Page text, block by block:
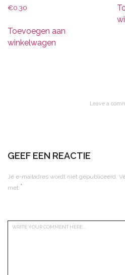
€0.30
Toevoegen aan
winkelwagen
Leave a
GEEF EEN REACTIE
Je e-mailadres wordt niet gepubliceerd.
met *